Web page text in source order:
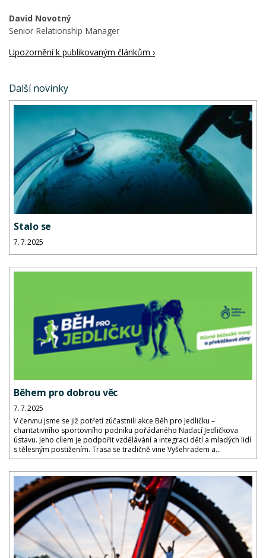
David Novotný
Senior Relationship Manager
Upozornění k publikovaným článkům ›
Další novinky
Stalo se
7. 7. 2025
Během pro dobrou věc
7. 7. 2025
V červnu jsme se již potřetí zúčastnili akce Běh pro Jedličku –
charitativního sportovního podniku pořádaného Nadací Jedličkova
ústavu. Jeho cílem je podpořit vzdělávání a integraci dětí a mladých lidí
s tělesným postižením. Trasa se tradičně vine Vyšehradem a...